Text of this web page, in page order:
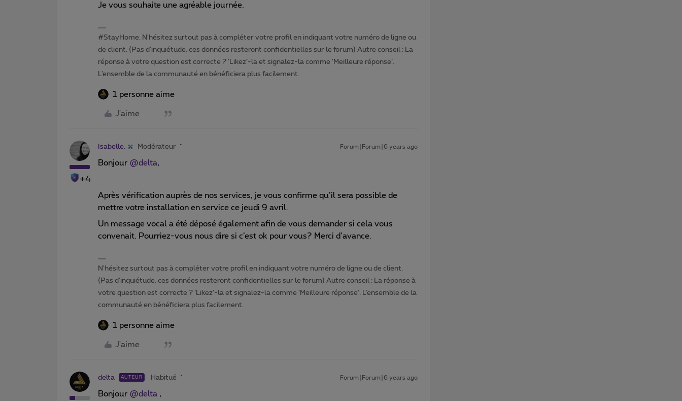
Je vous souhaite une agréable journée.
#StayHome. N'hésitez surtout pas à compléter votre profil en indiquant votre numéro de ligne ou
de client. (Pas d'inquiétude, ces données resteront confidentielles sur le forum) Autre conseil : La
réponse à votre question est correcte ? ‘Likez’-la et signalez-la comme ‘Meilleure réponse’.
L’ensemble de la communauté en bénéficiera plus facilement.
1 personne aime
J'aime
+4
Isabelle. Modérateur Forum|Forum|6 years ago
Bonjour @delta,
Après vérification auprès de nos services, je vous confirme qu’il sera possible de
mettre votre installation en service ce jeudi 9 avril.
Un message vocal a été déposé également afin de vous demander si cela vous
convenait. Pourriez-vous nous dire si c’est ok pour vous? Merci d’avance.
N'hésitez surtout pas à compléter votre profil en indiquant votre numéro de ligne ou de client.
(Pas d'inquiétude, ces données resteront confidentielles sur le forum) Autre conseil : La réponse à
votre question est correcte ? ‘Likez’-la et signalez-la comme ‘Meilleure réponse’. L’ensemble de la
communauté en bénéficiera plus facilement.
1 personne aime
J'aime
delta AUTEUR Habitué Forum|Forum|6 years ago
Bonjour @delta ,